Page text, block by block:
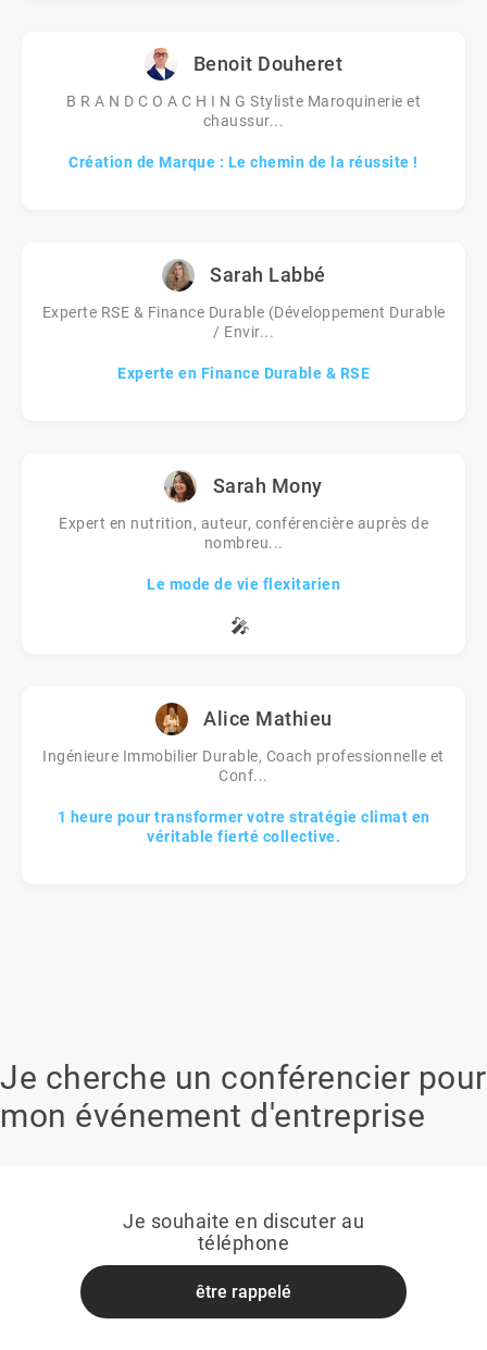
Benoit Douheret
B R A N D C O A C H I N G Styliste Maroquinerie et
chaussur...
Création de Marque : Le chemin de la réussite !
Sarah Labbé
Experte RSE & Finance Durable (Développement Durable
/ Envir...
Experte en Finance Durable & RSE
Sarah Mony
Expert en nutrition, auteur, conférencière auprès de
nombreu...
Le mode de vie flexitarien
🎤
Alice Mathieu
Ingénieure Immobilier Durable, Coach professionnelle et
Conf...
1 heure pour transformer votre stratégie climat en
véritable fierté collective.
Je cherche un conférencier pour
mon événement d'entreprise
Je souhaite en discuter au
téléphone
être rappelé